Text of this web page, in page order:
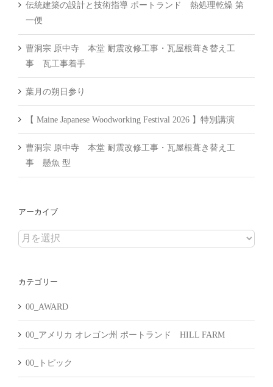
伝統建築の設計と技術指導 ポートランド 熱処理乾燥 第
一便
曹洞宗 原中寺 本堂 耐震改修工事・瓦屋根葺き替え工
事 瓦工事着手
葉月の朔日参り
【 Maine Japanese Woodworking Festival 2026 】特別講演
曹洞宗 原中寺 本堂 耐震改修工事・瓦屋根葺き替え工
事 懸魚 型
アーカイブ
ア
イ
カテゴリー
00_AWARD
00_アメリカ オレゴン州 ポートランド HILL FARM
00_トピック